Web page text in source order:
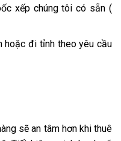
xếp chúng tôi có sẵn (
hoặc đi tỉnh theo yêu cầu
sẽ an tâm hơn khi thuê